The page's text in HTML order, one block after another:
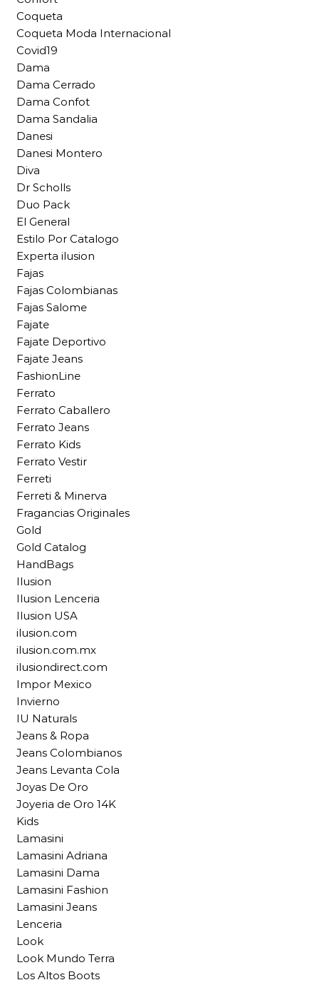
Coqueta
Coqueta Moda Internacional
Covid19
Dama
Dama Cerrado
Dama Confot
Dama Sandalia
Danesi
Danesi Montero
Diva
Dr Scholls
Duo Pack
El General
Estilo Por Catalogo
Experta ilusion
Fajas
Fajas Colombianas
Fajas Salome
Fajate
Fajate Deportivo
Fajate Jeans
FashionLine
Ferrato
Ferrato Caballero
Ferrato Jeans
Ferrato Kids
Ferrato Vestir
Ferreti
Ferreti & Minerva
Fragancias Originales
Gold
Gold Catalog
HandBags
Ilusion
Ilusion Lenceria
Ilusion USA
ilusion.com
ilusion.com.mx
ilusiondirect.com
Impor Mexico
Invierno
IU Naturals
Jeans & Ropa
Jeans Colombianos
Jeans Levanta Cola
Joyas De Oro
Joyeria de Oro 14K
Kids
Lamasini
Lamasini Adriana
Lamasini Dama
Lamasini Fashion
Lamasini Jeans
Lenceria
Look
Look Mundo Terra
Los Altos Boots